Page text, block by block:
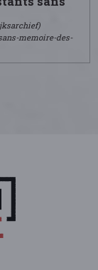
memoire-des-